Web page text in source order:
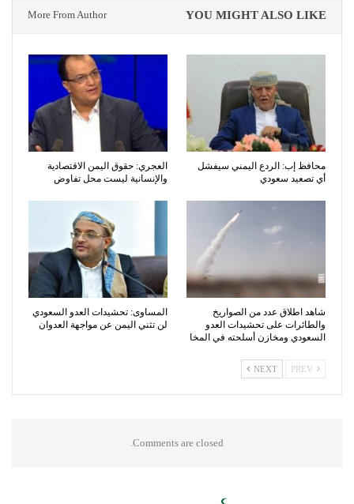
YOU MIGHT ALSO LIKE
More From Author
محافظ إب: الردع اليمني سيفشل
أي تصعيد سعودي
العجري: حقوق اليمن الاقتصادية
والإنسانية ليست محل تفاوض
شاهد اطلاق عدد من الصواريخ
والطائرات على تحشيدات العدو
السعودي ومخازن أسلحته في المخا
المساوى: تحشيدات العدو السعودي
لن تثني اليمن عن مواجهة العدوان
NEXT
Comments are closed.